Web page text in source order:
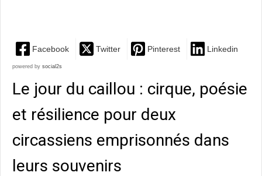
Facebook Twitter Pinterest Linkedin
powered by social2s
Le jour du caillou : cirque, poésie
et résilience pour deux
circassiens emprisonnés dans
leurs souvenirs